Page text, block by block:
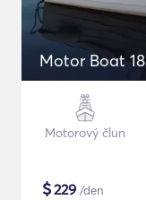
Motor Boat 18
Motorový člun
$229 /den